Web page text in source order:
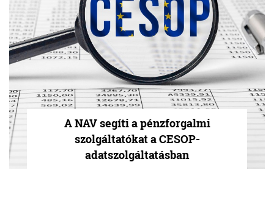
A NAV segíti a pénzforgalmi
szolgáltatókat a CESOP-
adatszolgáltatásban